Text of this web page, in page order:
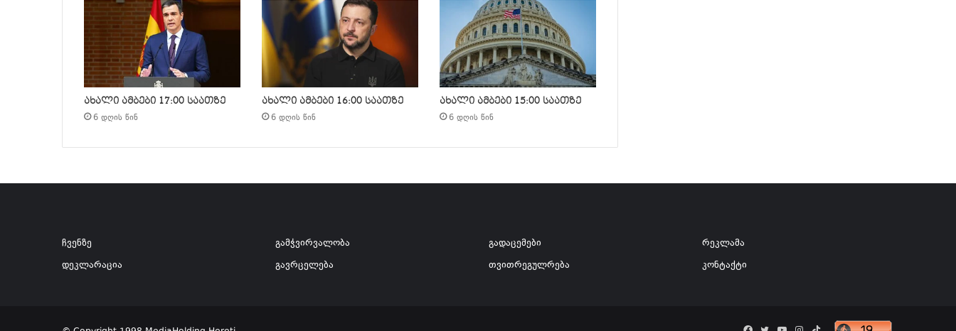
ახალი ამბები 17:00 საათზე
6 დღის წინ
ახალი ამბები 16:00 საათზე
6 დღის წინ
ახალი ამბები 15:00 საათზე
6 დღის წინ
ჩვენზე
დეკლარაცია
გამჭვირვალობა
გავრცელება
გადაცემები
თვითრეგულრება
რეკლამა
კონტაქტი